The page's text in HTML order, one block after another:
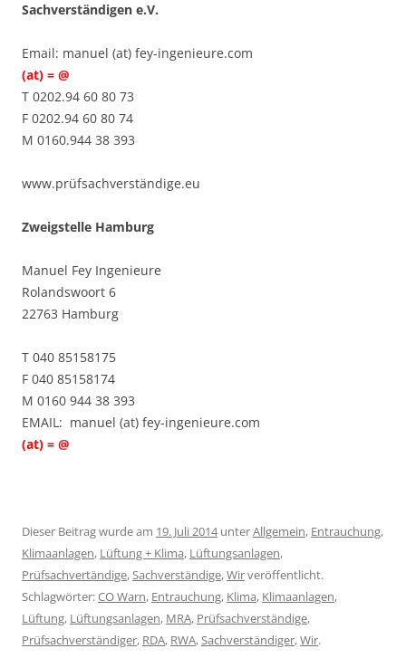
Sachverständigen e.V.
Email: manuel (at) fey-ingenieure.com
(at) = @
T 0202.94 60 80 73
F 0202.94 60 80 74
M 0160.944 38 393
www.prüfsachverständige.eu
Zweigstelle Hamburg
Manuel Fey Ingenieure
Rolandswoort 6
22763 Hamburg
T 040 85158175
F 040 85158174
M 0160 944 38 393
EMAIL: manuel (at) fey-ingenieure.com
(at) = @
Dieser Beitrag wurde am 19. Juli 2014unterAllgemein, Entrauchung,
Klimaanlagen, Lüftung + Klima, Lüftungsanlagen,
Prüfsachvertändige,Sachverständige,Wirveröffentlicht.
Schlagwörter:CO Warn, Entrauchung, Klima, Klimaanlagen,
Lüftung, Lüftungsanlagen, MRA, Prüfsachverständige,
Prüfsachverständiger, RDA, RWA,Sachverständiger,Wir.